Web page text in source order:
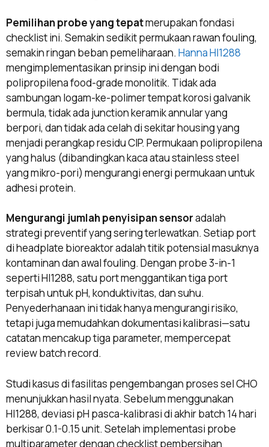
Pemilihan probe yang tepatmerupakan fondasi
checklist ini. Semakin sedikit permukaan rawan fouling,
semakin ringan beban pemeliharaan. Hanna HI1288
mengimplementasikan prinsip ini dengan bodi
polipropilena food-grade monolitik. Tidak ada
sambungan logam-ke-polimer tempat korosi galvanik
bermula, tidak ada junction keramik annular yang
berpori, dan tidak ada celah di sekitar housing yang
menjadi perangkap residu CIP. Permukaan polipropilena
yang halus (dibandingkan kaca atau stainless steel
yang mikro-pori) mengurangi energi permukaan untuk
adhesi protein.
Mengurangi jumlah penyisipan sensoradalah
strategi preventif yang sering terlewatkan. Setiap port
di headplate bioreaktor adalah titik potensial masuknya
kontaminan dan awal fouling. Dengan probe 3-in-1
seperti HI1288, satu port menggantikan tiga port
terpisah untuk pH, konduktivitas, dan suhu.
Penyederhanaan ini tidak hanya mengurangi risiko,
tetapi juga memudahkan dokumentasi kalibrasi—satu
catatan mencakup tiga parameter, mempercepat
review batch record.
Studi kasus di fasilitas pengembangan proses sel CHO
menunjukkan hasil nyata. Sebelum menggunakan
HI1288, deviasi pH pasca-kalibrasi di akhir batch 14 hari
berkisar 0.1-0.15 unit. Setelah implementasi probe
multiparameter dengan checklist pembersihan